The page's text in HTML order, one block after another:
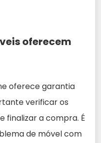
oferecem
oferece garantia
verificar os
finalizar a compra. É
de móvel com